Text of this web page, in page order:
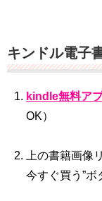
キンドル電子
kindle無料ア
OK）
上の書籍画像
今すぐ買う”ボ